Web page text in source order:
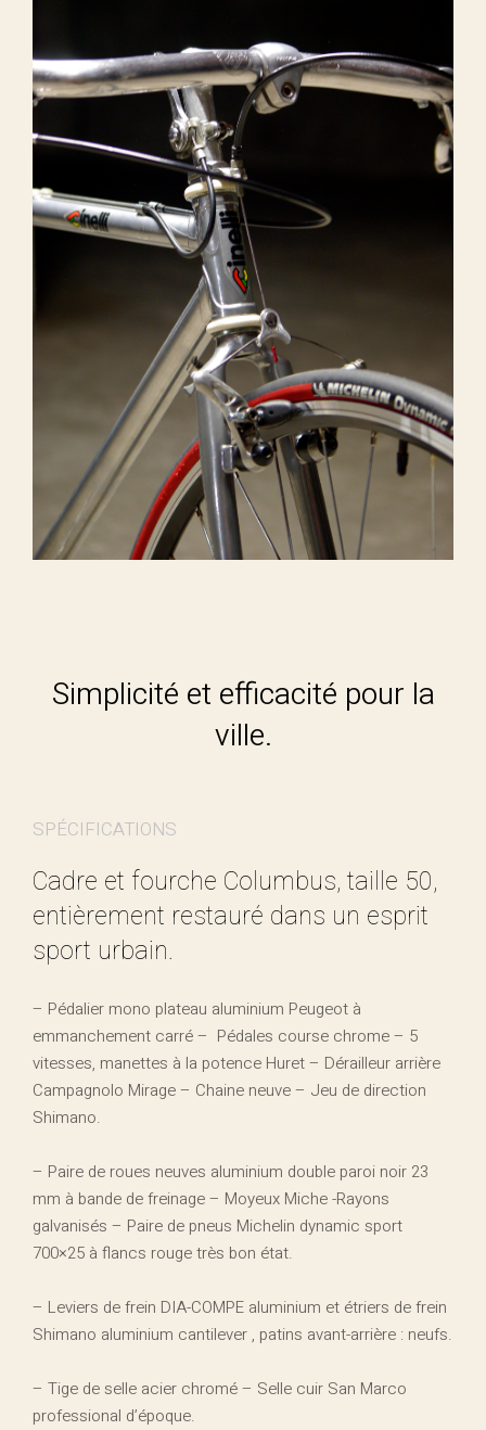
Simplicité et efficacité pour la
ville.
SPÉCIFICATIONS
Cadre et fourche Columbus, taille 50,
entièrement restauré dans un esprit
sport urbain.
– Pédalier mono plateau aluminium Peugeot à
emmanchement carré – Pédales course chrome – 5
vitesses, manettes à la potence Huret – Dérailleur arrière
Campagnolo Mirage – Chaine neuve – Jeu de direction
Shimano.
– Paire de roues neuves aluminium double paroi noir 23
mm à bande de freinage – Moyeux Miche -Rayons
galvanisés – Paire de pneus Michelin dynamic sport
700×25 à flancs rouge très bon état.
– Leviers de frein DIA-COMPE aluminium et étriers de frein
Shimano aluminium cantilever , patins avant-arrière : neufs.
– Tige de selle acier chromé – Selle cuir San Marco
professional d’époque.